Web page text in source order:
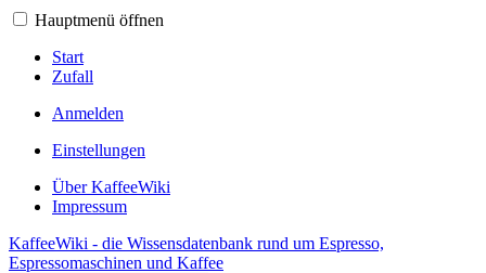
Hauptmenü öffnen
Start
Zufall
Anmelden
Einstellungen
Über KaffeeWiki
Impressum
KaffeeWiki - die Wissensdatenbank rund um Espresso,
Espressomaschinen und Kaffee